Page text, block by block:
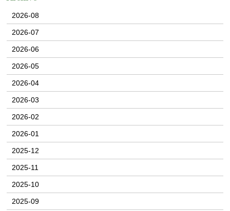
2026-08
2026-07
2026-06
2026-05
2026-04
2026-03
2026-02
2026-01
2025-12
2025-11
2025-10
2025-09